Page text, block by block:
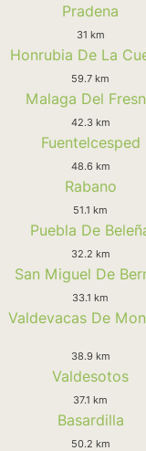
Pradena
31 km
Honrubia De La
59.7 km
Malaga Del
42.3 km
Fuentelcesped
48.6 km
Rabano
51.1 km
Puebla De
32.2 km
San Miguel De
33.1 km
Valdevacas De
38.9 km
Valdesotos
37.1 km
Basardilla
50.2 km